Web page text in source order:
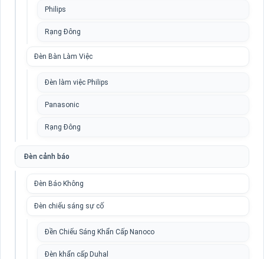
Philips
Rạng Đông
Đèn Bàn Làm Việc
Đèn làm việc Philips
Panasonic
Rạng Đông
Đèn cảnh báo
Đèn Báo Không
Đèn chiếu sáng sự cố
Đền Chiếu Sáng Khẩn Cấp Nanoco
Đèn khẩn cấp Duhal